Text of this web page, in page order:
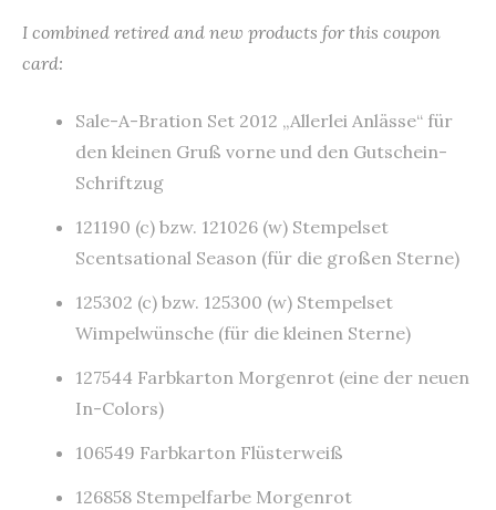
I combined retired and new products for this coupon
card:
Sale-A-Bration Set 2012 „Allerlei Anlässe“ für
den kleinen Gruß vorne und den Gutschein-
Schriftzug
121190 (c) bzw. 121026 (w) Stempelset
Scentsational Season (für die großen Sterne)
125302 (c) bzw. 125300 (w) Stempelset
Wimpelwünsche (für die kleinen Sterne)
127544 Farbkarton Morgenrot (eine der neuen
In-Colors)
106549 Farbkarton Flüsterweiß
126858 Stempelfarbe Morgenrot